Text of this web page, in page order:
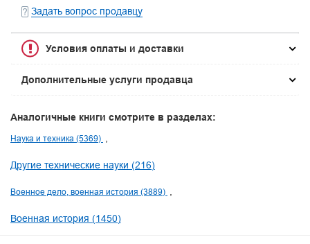
Задать вопрос продавцу
Условия оплаты и доставки
Дополнительные услуги продавца
Аналогичные книги смотрите в разделах:
Наука и техника (5369)
Другие технические науки (216)
Военное дело, военная история (3889)
Военная история (1450)